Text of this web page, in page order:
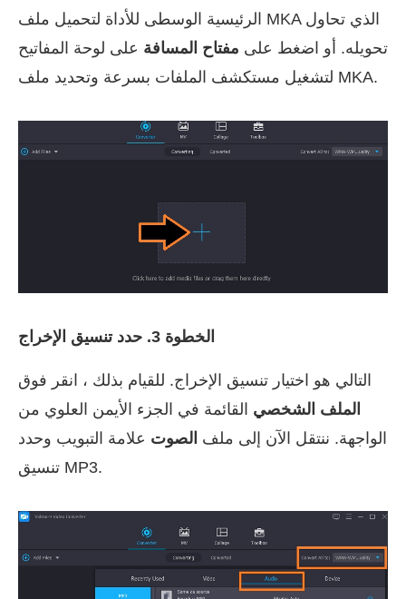
الرئيسية الوسطى للأداة لتحميل ملف MKA الذي تحاول
تحويله. أو اضغط على مفتاح المسافة على لوحة المفاتيح
لتشغيل مستكشف الملفات بسرعة وتحديد ملف MKA.
الخطوة 3. حدد تنسيق الإخراج
التالي هو اختيار تنسيق الإخراج. للقيام بذلك ، انقر فوق
الملف الشخصي القائمة في الجزء الأيمن العلوي من
الواجهة. ننتقل الآن إلى ملف الصوت علامة التبويب وحدد
تنسيق MP3.